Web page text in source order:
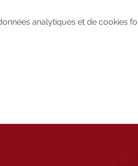
analytiques et de cookies